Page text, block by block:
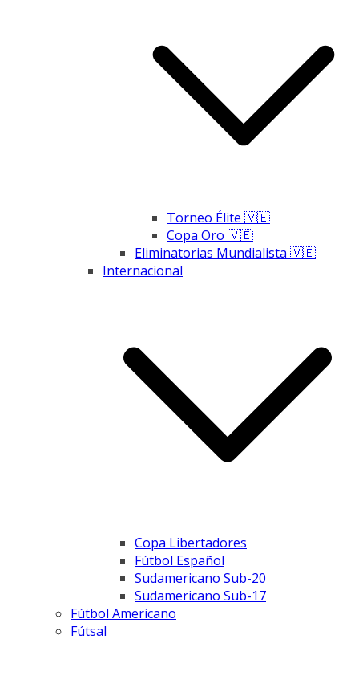
Torneo Élite 🇻🇪
Copa Oro 🇻🇪
Eliminatorias Mundialista 🇻🇪
Internacional
Copa Libertadores
Fútbol Español
Sudamericano Sub-20
Sudamericano Sub-17
Fútbol Americano
Fútsal